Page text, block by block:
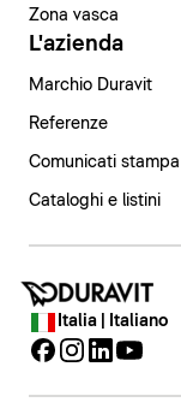
Zona vasca
L'azienda
Marchio Duravit
Referenze
Comunicati stampa
Cataloghi e listini
Italia | Italiano